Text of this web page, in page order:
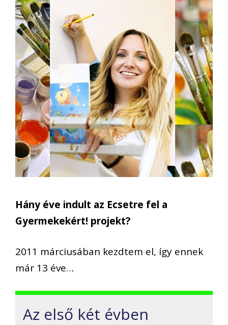
Hány éve indult az Ecsetre fel a
Gyermekekért! projekt?
2011 márciusában kezdtem el, így ennek
már 13 éve…
Az első két évben